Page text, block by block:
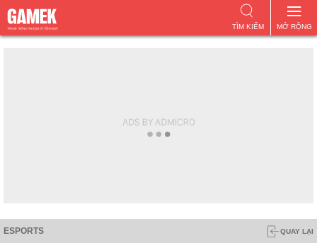
MỞ RỘNG
TÌM KIẾM
ESPORTS QUAY LẠI